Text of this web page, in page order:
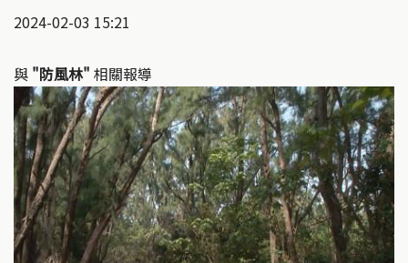
2024-02-03 15:21
與 "防風林" 相關報導